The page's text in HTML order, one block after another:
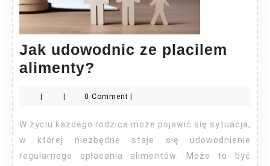
Jak udowodnic ze placilem
alimenty?
ze
placilem
alimenty?
0 Comment
W życiu każdego rodzica może pojawić się sytuacja,
w której niezbędne staje się udowodnienie
regularnego opłacania alimentów. Może to być